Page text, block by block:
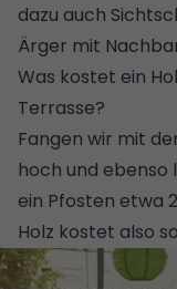
dazu auch
Ärger mit
Was kostet ein
Terrasse?
Fangen wir mit
hoch und ebenso
ein Pfosten etwa
Holz kostet also